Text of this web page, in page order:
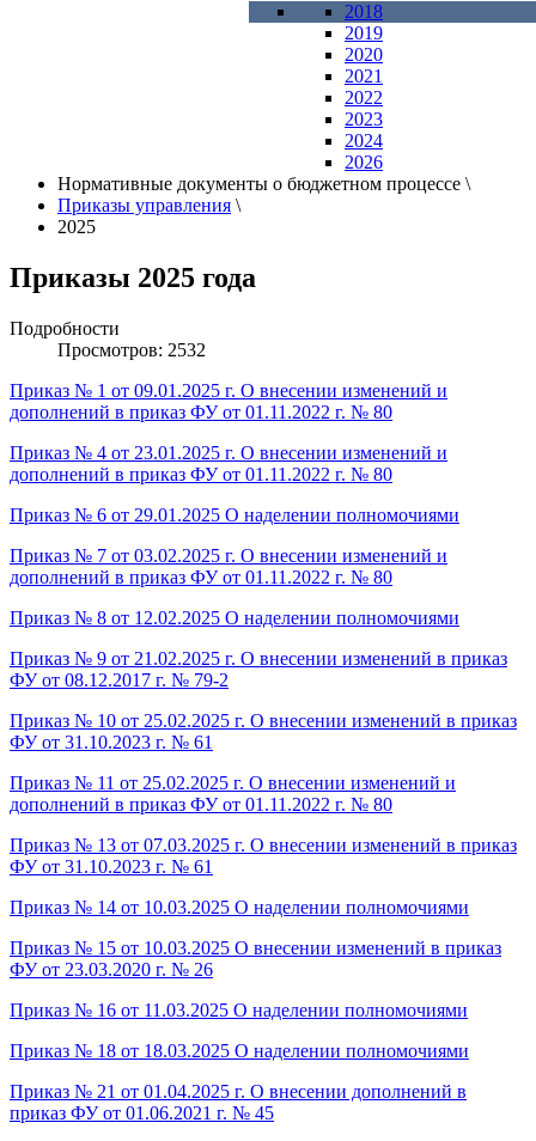
2018
2019
2020
2021
2022
2023
2024
2026
Нормативные документы о бюджетном процессе \
Приказы управления \
2025
Приказы 2025 года
Подробности
Просмотров: 2532
Приказ № 1 от 09.01.2025 г. О внесении изменений и
дополнений в приказ ФУ от 01.11.2022 г. № 80
Приказ № 4 от 23.01.2025 г. О внесении изменений и
дополнений в приказ ФУ от 01.11.2022 г. № 80
Приказ № 6 от 29.01.2025 О наделении полномочиями
Приказ № 7 от 03.02.2025 г. О внесении изменений и
дополнений в приказ ФУ от 01.11.2022 г. № 80
Приказ № 8 от 12.02.2025 О наделении полномочиями
Приказ № 9 от 21.02.2025 г. О внесении изменений в приказ
ФУ от 08.12.2017 г. № 79-2
Приказ № 10 от 25.02.2025 г. О внесении изменений в приказ
ФУ от 31.10.2023 г. № 61
Приказ № 11 от 25.02.2025 г. О внесении изменений и
дополнений в приказ ФУ от 01.11.2022 г. № 80
Приказ № 13 от 07.03.2025 г. О внесении изменений в приказ
ФУ от 31.10.2023 г. № 61
Приказ № 14 от 10.03.2025 О наделении полномочиями
Приказ № 15 от 10.03.2025 О внесении изменений в приказ
ФУ от 23.03.2020 г. № 26
Приказ № 16 от 11.03.2025 О наделении полномочиями
Приказ № 18 от 18.03.2025 О наделении полномочиями
Приказ № 21 от 01.04.2025 г. О внесении дополнений в
приказ ФУ от 01.06.2021 г. № 45